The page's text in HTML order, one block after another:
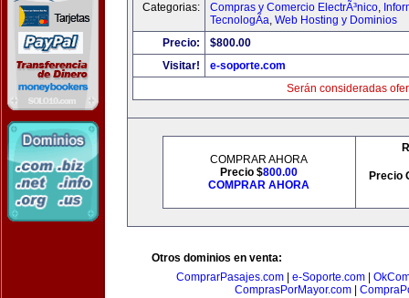
Categorias:
Compras y Comercio ElectrÃ³nico,
TecnologÃ­a, Web Hosting y Dominios
Precio:
$800.00
Visitar!
e-soporte.com
Serán consideradas
COMPRAR AHORA
Precio $800.00
COMPRAR AHORA
Precio
Otros dominios en venta:
ComprarPasajes.com
e-Soporte.com
ComprasPorMayor.com|